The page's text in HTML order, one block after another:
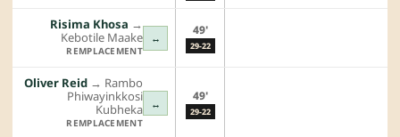
↔
Risima Khosa →︎
Kebotile Maake
REMPLACEMENT
49'
29-22
↔
Oliver Reid →︎ Rambo
Phiwayinkkosi
Kubheka
REMPLACEMENT
49'
29-22